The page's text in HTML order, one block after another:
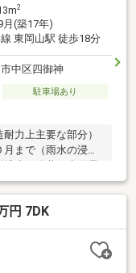
2
月(築17年)
線 東岡山駅 徒歩18分
中区四御神
駐車場あり
力上主要な部分）
まで（雨水の浸入
可能です）ガス：都
に売却します（地
１）※図面と現況
実際とは多少異な
に含まれません。
円 7DK